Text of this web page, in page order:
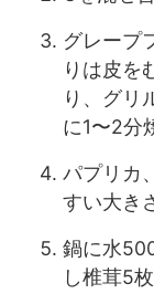
グレープ
りは皮を
り、グリ
に1〜2分
パプリカ
すい大き
鍋に水
し椎茸5